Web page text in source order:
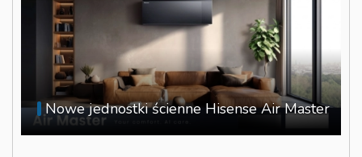
Nowe jednostki ścienne Hisense Air Master